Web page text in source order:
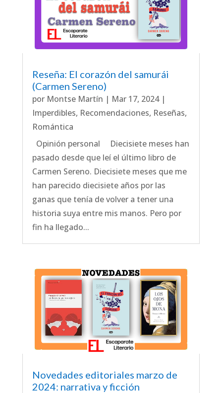
Reseña: El corazón del samurái
(Carmen Sereno)
por Montse Martín | Mar 17, 2024|
Imperdibles, Recomendaciones, Reseñas,
Romántica
Opinión personal Diecisiete meses han
pasado desde que leí el último libro de
Carmen Sereno. Diecisiete meses que me
han parecido diecisiete años por las
ganas que tenía de volver a tener una
historia suya entre mis manos. Pero por
fin ha llegado...
Novedades editoriales marzo de
2024: narrativa y ficción